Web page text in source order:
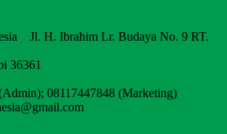
Jl. H. Ibrahim Lr. Budaya No. 9 RT.
36361
08117447848 (Marketing)